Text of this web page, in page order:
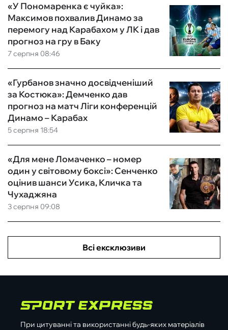
7 серпня 08:46
«У Пономаренка є чуйка»:
Максимов похвалив Динамо за
перемогу над Карабахом у ЛК і дав
прогноз на гру в Баку
5 серпня 18:54
«Гурбанов значно досвідченіший
за Костюка»: Демченко дав
прогноз на матч Ліги конференцій
Динамо – Карабах
3 серпня 09:08
«Для мене Ломаченко – номер
один у світовому боксі»: Сенченко
оцінив шанси Усика, Кличка та
Чухаджяна
Всі ексклюзиви
При цитуванні та використанні будь-яких матеріалів